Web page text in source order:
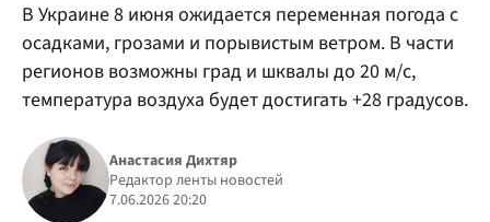
Стоп Политической Коррупции
В Украине 8 июня ожидается переменная погода с
осадками, грозами и порывистым ветром. В части
регионов возможны град и шквалы до 20 м/с,
температура воздуха будет достигать +28 градусов.
Анастасия Дихтяр
Редактор ленты новостей
7.06.2026 20:20